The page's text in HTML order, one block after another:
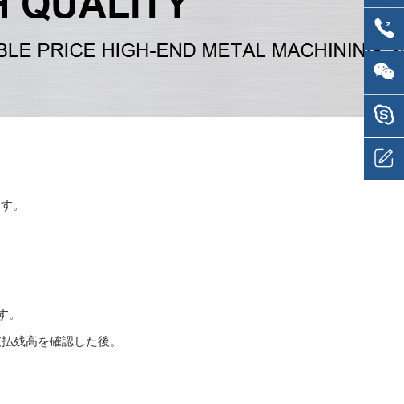
。
残高を確認した後。